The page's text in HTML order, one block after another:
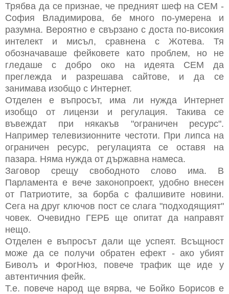
Трябва да се признае, че предният шеф на СЕМ -
София Владимирова, бе много по-умерена и
разумна. Вероятно е свързано с доста по-високия
интелект и мисъл, сравнена с Жотева. Тя
обозначаваше фейковете като проблем, но не
гледаше с добро око на идеята СЕМ да
преглежда и разрешава сайтове, и да се
занимава изобщо с Интернет.
Отделен е въпросът, има ли нужда Интернет
изобщо от лицензи и регулация. Такива се
въвеждат при някакъв "ограничен ресурс".
Например телевизионните честоти. При липса на
ограничен ресурс, регулацията се оставя на
пазара. Няма нужда от държавна намеса.
Заговор срещу свободното слово има. В
Парламента е вече законопроект, удобно внесен
от Патриотите, за борба с фалшивите новини.
Сега на друг ключов пост се слага "подходящият"
човек. Очевидно ГЕРБ ще опитат да направят
нещо.
Отделен е въпросът дали ще успеят. Всъщност
може да се получи обратен ефект - ако убият
Биволъ и ФрогНюз, повече трафик ще иде у
автентичния фейк.
Т.е. повече народ ще вярва, че Бойко Борисов е